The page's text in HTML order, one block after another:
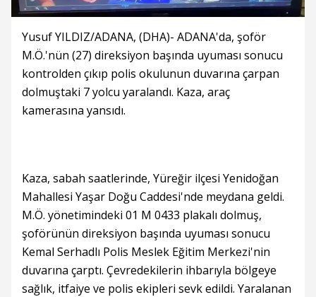
Yusuf YILDIZ/ADANA, (DHA)- ADANA'da, şoför
M.Ö.'nün (27) direksiyon başında uyuması sonucu
kontrolden çıkıp polis okulunun duvarına çarpan
dolmuştaki 7 yolcu yaralandı. Kaza, araç
kamerasına yansıdı.
Kaza, sabah saatlerinde, Yüreğir ilçesi Yenidoğan
Mahallesi Yaşar Doğu Caddesi'nde meydana geldi.
M.Ö. yönetimindeki 01 M 0433 plakalı dolmuş,
şoförünün direksiyon başında uyuması sonucu
Kemal Serhadlı Polis Meslek Eğitim Merkezi'nin
duvarına çarptı. Çevredekilerin ihbarıyla bölgeye
sağlık, itfaiye ve polis ekipleri sevk edildi. Yaralanan